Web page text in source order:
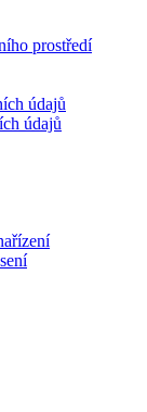
prostředí
údajů
údajů